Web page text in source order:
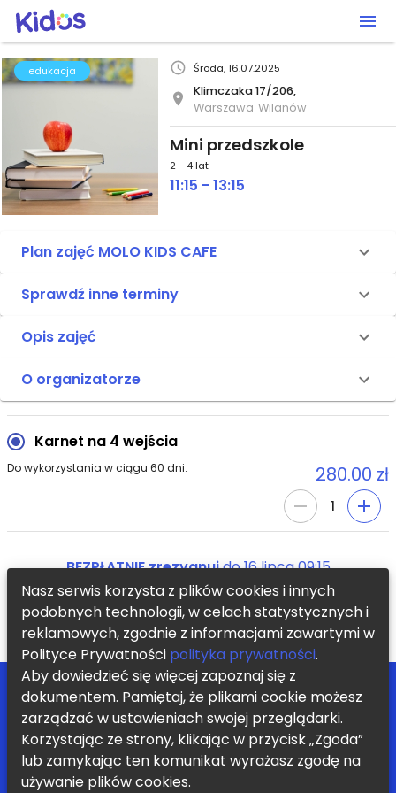
edukacja Środa, 16.07.2025
Klimczaka 17/206,
Warszawa Wilanów
Mini przedszkole
2 - 4 lat
11:15 - 13:15
Plan zajęć MOLO KIDS CAFE
Sprawdź inne terminy
Opis zajęć
O organizatorze
Karnet na 4 wejścia
Do wykorzystania w ciągu 60 dni. 280.00 zł
1
BEZPŁATNIE zrezygnujdo16 lipca 09:15
KUP TERAZ
POMOC
BLOG
KONTAKT
ZOSTAŃ PARTNEREM
REGULAMIN
POLITYKA PRYWATNOŚCI
Chcę otrzymywać informację o nowych zajęciach i promocjach
Nasz serwis korzysta z plików cookies i innych
podobnych technologii, w celach statystycznych i
reklamowych, zgodnie z informacjami zawartymi w
Polityce Prywatności polityka prywatności.
Aby dowiedzieć się więcej zapoznaj się z
dokumentem. Pamiętaj, że plikami cookie możesz
zarządzać w ustawieniach swojej przeglądarki.
Korzystając ze strony, klikając w przycisk „Zgoda”
lub zamykając ten komunikat wyrażasz zgodę na
używanie plików cookies.